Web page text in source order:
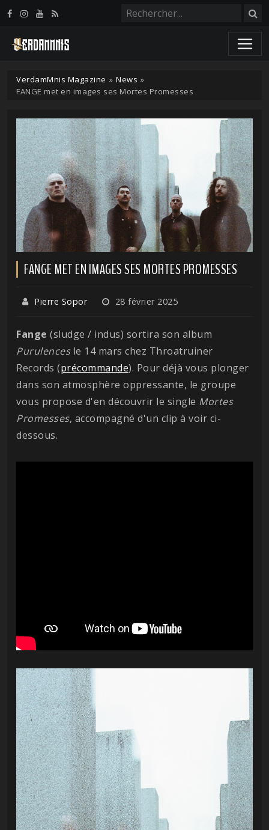
VerdamMnis Magazine » News »
FANGE met en images ses Mortes Promesses
FANGE MET EN IMAGES SES MORTES PROMESSES
Pierre Sopor 28 février 2025
Fange (sludge / indus) sortira son album
Purulencesle 14 mars chez Throatruiner
Records (précommande). Pour déjà vous plonger
dans son atmosphère oppressante, le groupe
vous propose d'en découvrir le single Mortes
Promesses, accompagné d'un clip à voir ci-
dessous.
Panneau de gestion des cookies